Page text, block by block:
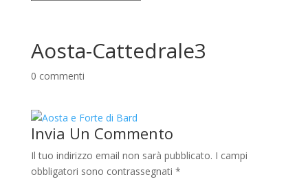
Aosta-Cattedrale3
0 commenti
Invia Un Commento
Il tuo indirizzo email non sarà pubblicato. I campi
obbligatori sono contrassegnati *